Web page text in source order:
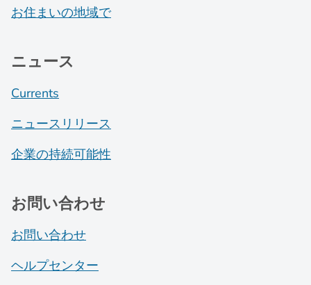
お住まいの地域で
ニュース
Currents
ニュースリリース
企業の持続可能性
お問い合わせ
お問い合わせ
ヘルプセンター